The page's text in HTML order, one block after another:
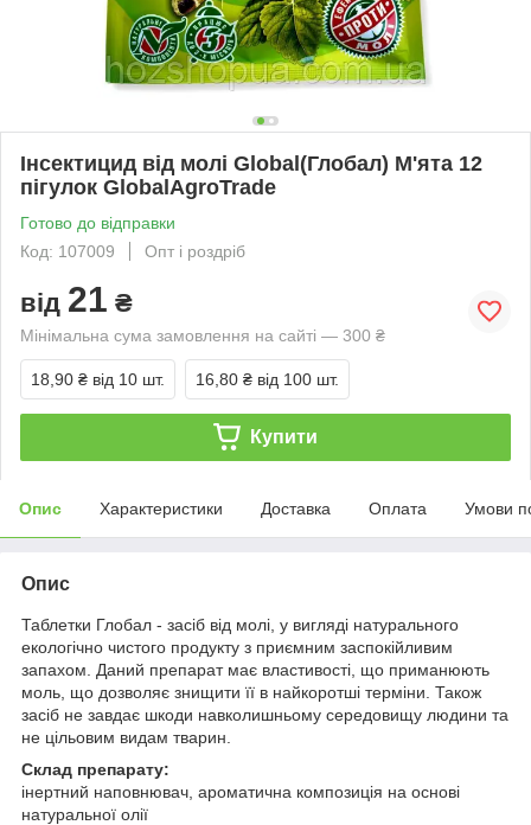
Інсектицид від молі Global(Глобал) М'ята 12
пігулок GlobalAgroTrade
Готово до відправки
Код: 107009
Опт і роздріб
від 21 ₴
Мінімальна сума замовлення на сайті — 300 ₴
18,90 ₴ від 10 шт. 16,80 ₴ від 100 шт.
Купити
Опис Характеристики Доставка Оплата Умови
Опис
Таблетки Глобал - засіб від молі, у вигляді натурального
екологічно чистого продукту з приємним заспокійливим
запахом. Даний препарат має властивості, що приманюють
моль, що дозволяє знищити її в найкоротші терміни. Також
засіб не завдає шкоди навколишньому середовищу людини та
не цільовим видам тварин.
Склад препарату:
інертний наповнювач, ароматична композиція на основі
натуральної олії